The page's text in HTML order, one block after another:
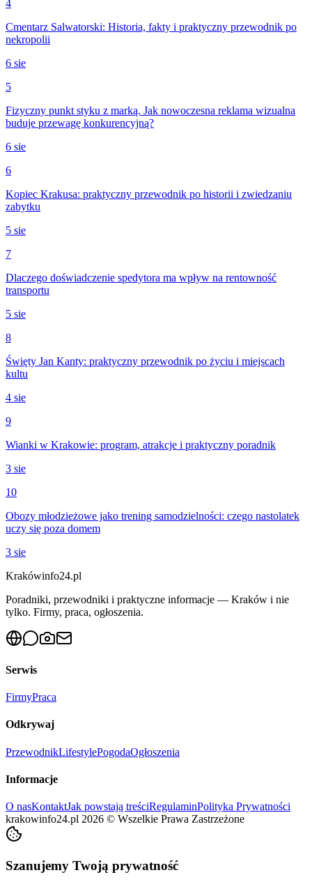
4
Cmentarz Salwatorski: Historia, fakty i praktyczny przewodnik po
nekropolii
6 sie
5
Fizyczny punkt styku z marką. Jak nowoczesna reklama wizualna
buduje przewagę konkurencyjną?
6 sie
6
Kopiec Krakusa: praktyczny przewodnik po historii i zwiedzaniu
zabytku
5 sie
7
Dlaczego doświadczenie spedytora ma wpływ na rentowność
transportu
5 sie
8
Święty Jan Kanty: praktyczny przewodnik po życiu i miejscach
kultu
4 sie
9
Wianki w Krakowie: program, atrakcje i praktyczny poradnik
3 sie
10
Obozy młodzieżowe jako trening samodzielności: czego nastolatek
uczy się poza domem
3 sie
Krakówinfo24.pl
Poradniki, przewodniki i praktyczne informacje — Kraków i nie
tylko. Firmy, praca, ogłoszenia.
Serwis
FirmyPraca
Odkrywaj
PrzewodnikLifestylePogodaOgłoszenia
Informacje
O nasKontaktJak powstają treściRegulaminPolityka Prywatności
krakowinfo24.pl 2026 © Wszelkie Prawa Zastrzeżone
Szanujemy Twoją prywatność